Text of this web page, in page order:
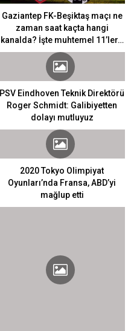
Gaziantep FK-Beşiktaş maçı ne
zaman saat kaçta hangi
kanalda? İşte muhtemel 11’ler…
PSV Eindhoven Teknik Direktörü
Roger Schmidt: Galibiyetten
dolayı mutluyuz
2020 Tokyo Olimpiyat
Oyunları’nda Fransa, ABD’yi
mağlup etti